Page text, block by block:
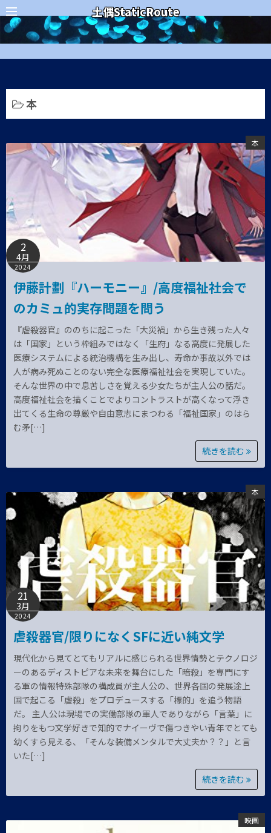
コ
ン
ン
へ
キ
プ
土偶StaticRoute
カテゴリー
本
本
2
4月
2024
伊藤計劃『ハーモニー』/高度福祉社会で
のカミュ的実存問題を問う
『虐殺器官』ののちに起こった「大災禍」から生き残った人々
は「国家」という枠組みではなく「生府」なる高度に発展した
医療システムによる統治機構を生み出し、寿命か事故以外では
人が病み死ぬことのない完全な医療福祉社会を実現していた。
そんな世界の中で息苦しさを覚える少女たちが主人公の話だ。
高度福祉社会を描くことでよりコントラストが高くなって浮き
出てくる生命の尊厳や自由意志にまつわる「福祉国家」のはら
む矛[…]
続きを読む
本
21
3月
2024
虐殺器官/限りになくSFに近い純文学
現代化から見てとてもリアルに感じられる世界情勢とテクノロジ
ーのあるディストピアな未来を舞台にした「暗殺」を専門にす
る軍の情報特殊部隊の構成員が主人公の、世界各国の発展途上
国で起こる「虐殺」をプロデュースする「標的」を追う物語
だ。 主人公は現場での実働部隊の軍人でありながら「言葉」に
拘りをもつ文学好きで知的でナイーヴで傷つきやい青年でとても
幼くすら見える、「そんな装備メンタルで大丈夫か？？」と言
いた[…]
続きを読む
映画